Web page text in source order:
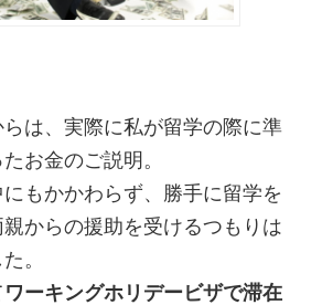
は、実際に私が留学の際に準
お金のご説明。
もかかわらず、勝手に留学を
からの援助を受けるつもりは
。
ワーキングホリデービザで滞在